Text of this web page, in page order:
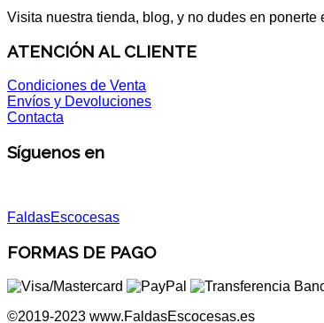
Visita nuestra tienda, blog, y no dudes en ponerte
ATENCIÓN AL CLIENTE
Condiciones de Venta
Envíos y Devoluciones
Contacta
Síguenos en
FaldasEscocesas
FORMAS DE PAGO
©2019-2023 www.FaldasEscocesas.es